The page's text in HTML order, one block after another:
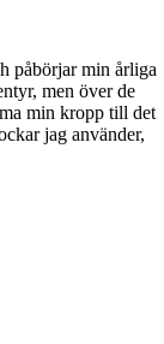
påbörjar min årliga
men över de
min kropp till det
jag använder,